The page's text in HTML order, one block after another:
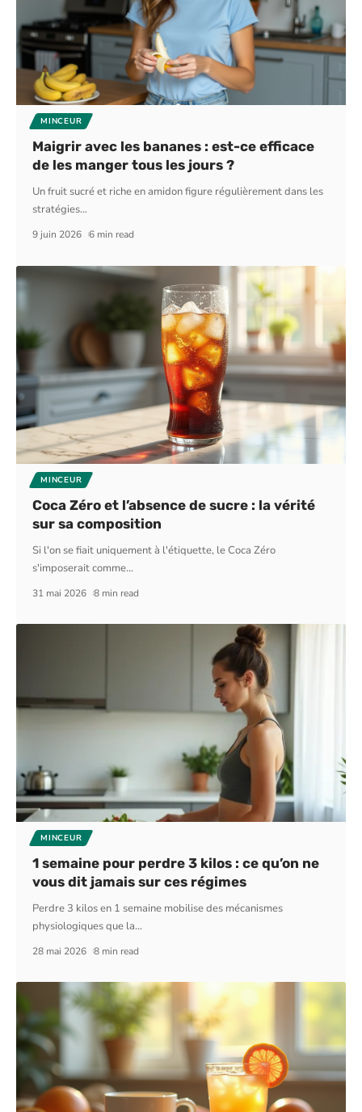
MINCEUR
Maigrir avec les bananes : est-ce efficace
de les manger tous les jours ?
Un fruit sucré et riche en amidon figure régulièrement dans les
stratégies…
9 juin 2026 6 min read
MINCEUR
Coca Zéro et l’absence de sucre : la vérité
sur sa composition
Si l'on se fiait uniquement à l'étiquette, le Coca Zéro
s'imposerait comme…
31 mai 2026 8 min read
MINCEUR
1 semaine pour perdre 3 kilos : ce qu’on ne
vous dit jamais sur ces régimes
Perdre 3 kilos en 1 semaine mobilise des mécanismes
physiologiques que la…
28 mai 2026 8 min read